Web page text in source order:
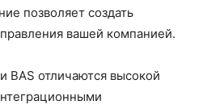
позволяет создать
вашей компанией.
BAS отличаются высокой